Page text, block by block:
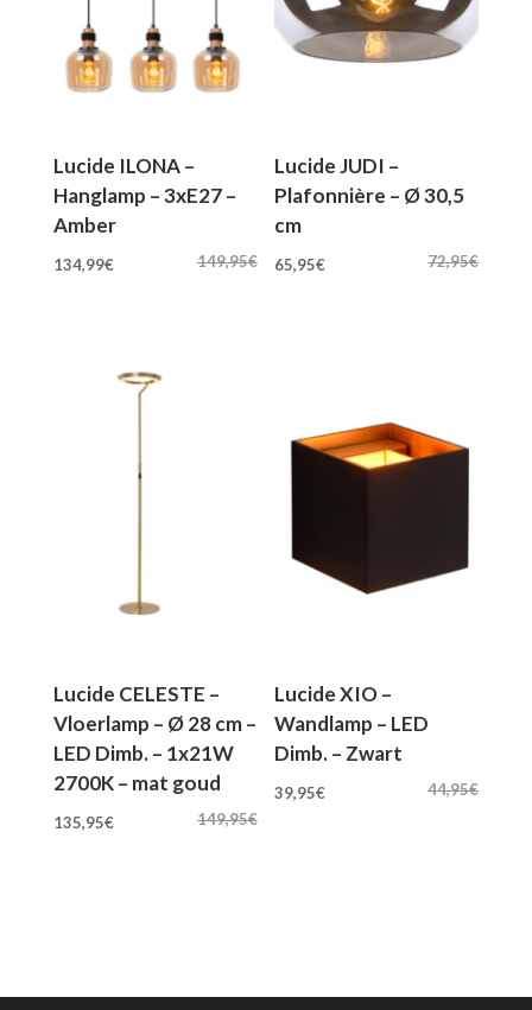
Lucide ILONA –
Hanglamp – 3xE27 –
Amber
149,95€
Oorspronkelijke
134,99€Huidige
Lucide JUDI –
Plafonnière – Ø 30,5
cm
72,95€
Oorspronkelijke
65,95€
Lucide CELESTE –
Vloerlamp – Ø 28 cm –
LED Dimb. – 1x21W
2700K – mat goud
149,95€
Oorspronkelijke
135,95€Huidige
Lucide XIO –
Wandlamp – LED
Dimb. – Zwart
44,95€
Oorspronkelijke
39,95€